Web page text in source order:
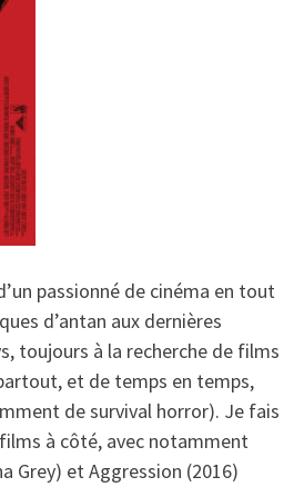
passionné de cinéma en tout
d’antan aux dernières
toujours à la recherche de films
et de temps en temps,
de survival horror). Je fais
à côté, avec notamment
Grey) et Aggression (2016)